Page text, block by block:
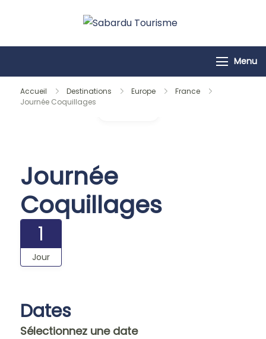
Tourisme
Menu
Accueil Destinations Europe
France
Journée Coquillages
Journée
Coquillages
1
Jour
Dates
Sélectionnez une date